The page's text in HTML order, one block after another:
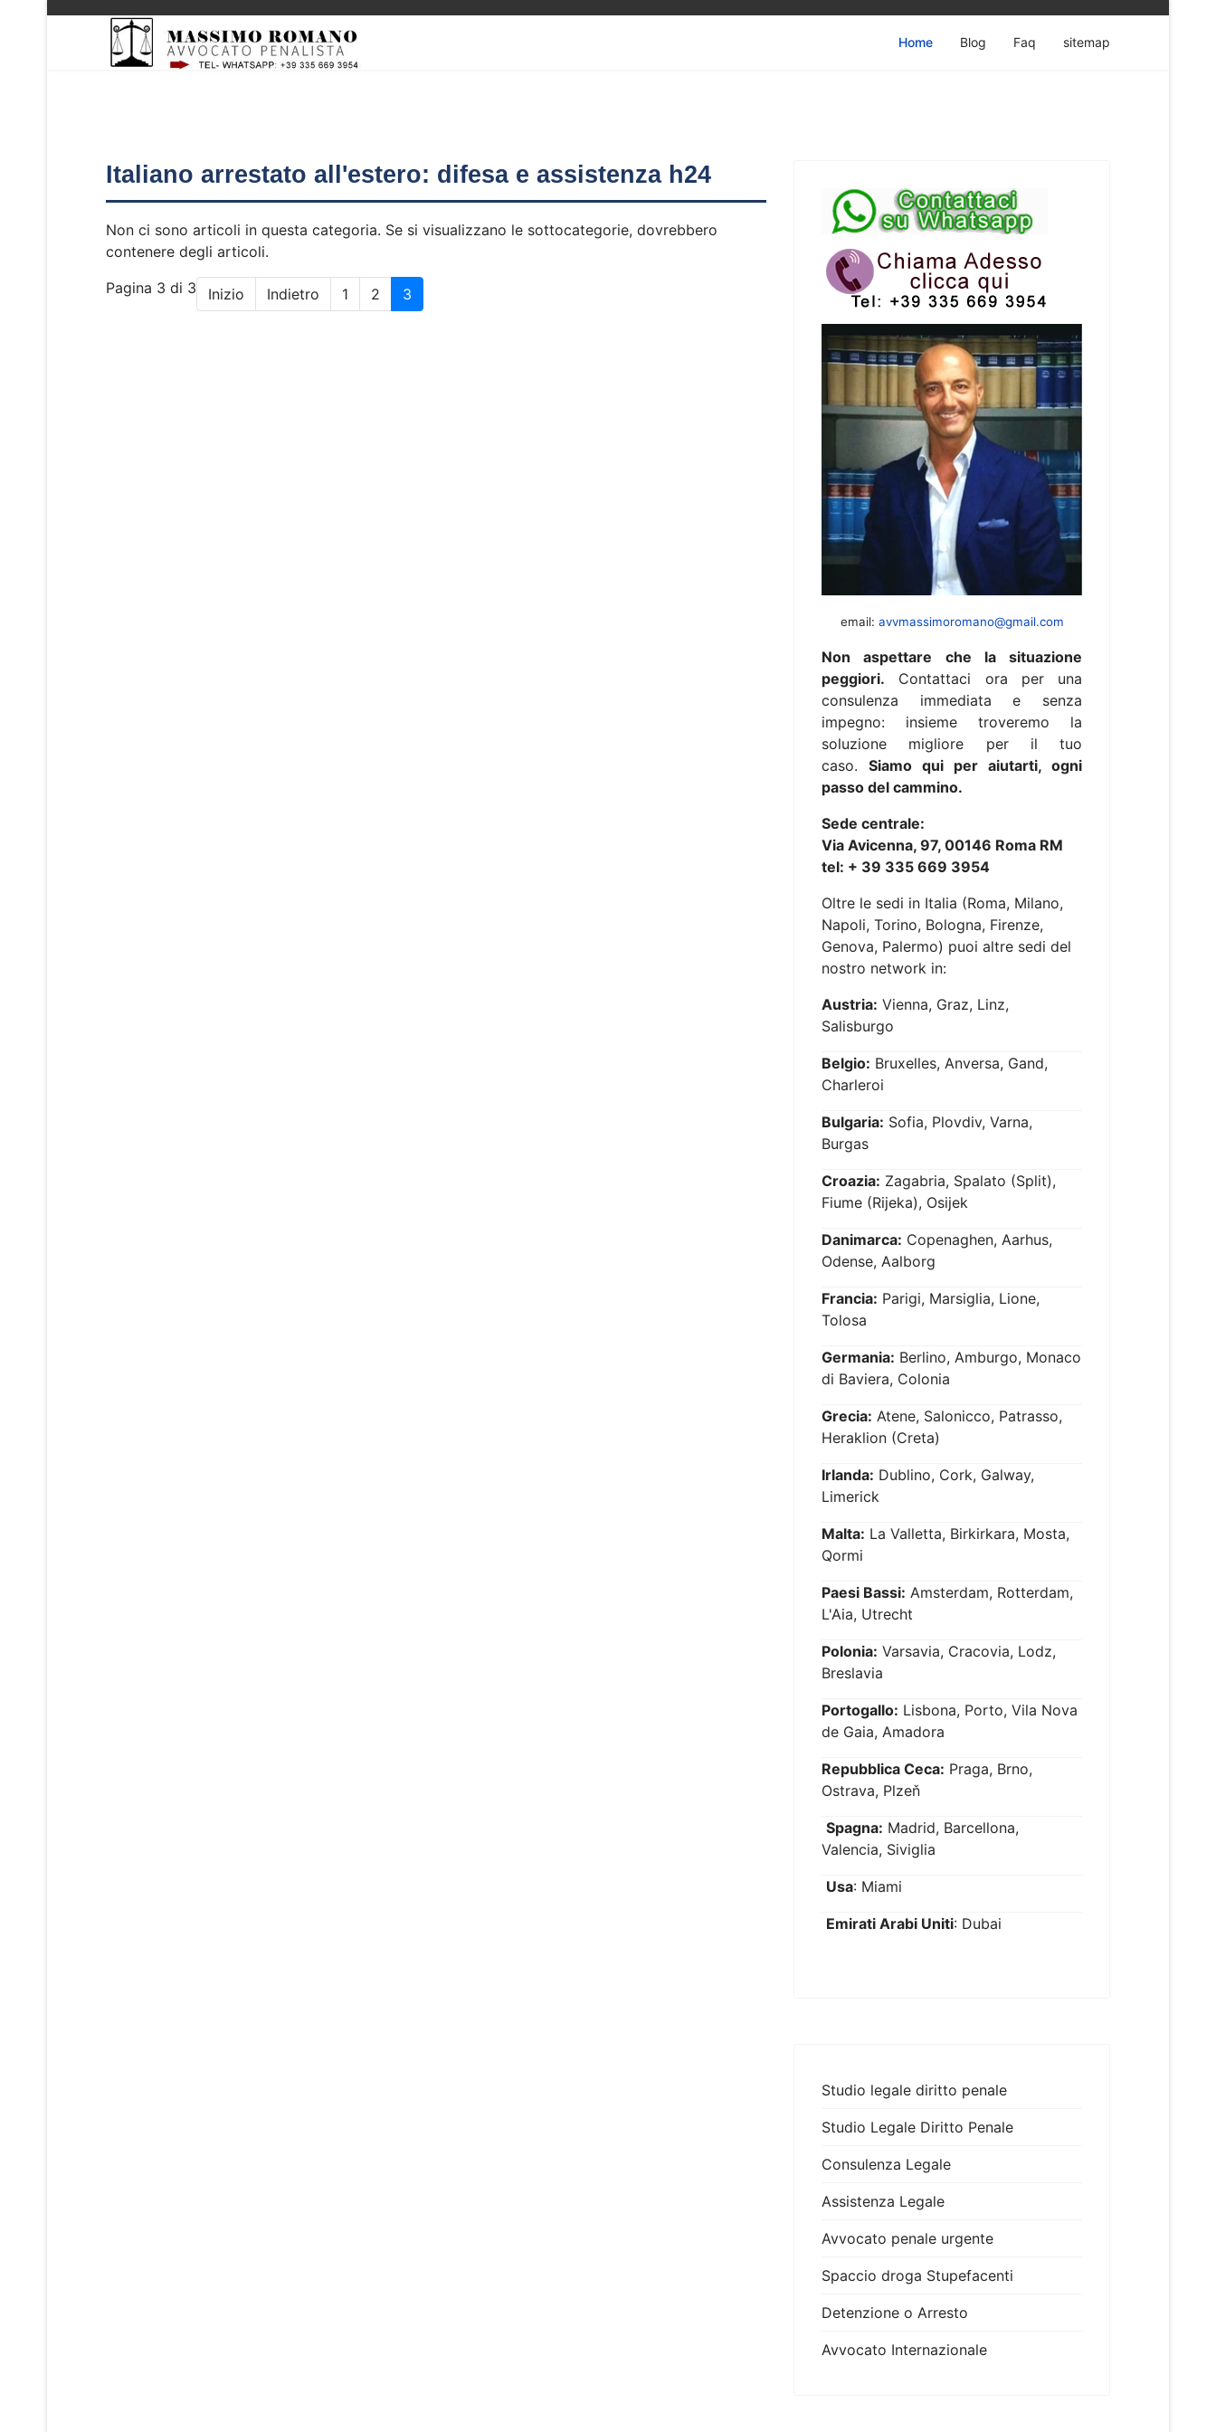
Home Blog Faq sitemap
Italiano arrestato all'estero: difesa e assistenza h24
Non ci sono articoli in questa categoria. Se si visualizzano le sottocategorie, dovrebbero
contenere degli articoli.
Pagina 3 di 3
Inizio Indietro 1 2 3
email: avvmassimoromano@gmail.com
Non aspettare che la situazione
peggiori. Contattaci ora per una
consulenza immediata e senza
impegno: insieme troveremo la
soluzione migliore per il tuo
caso. Siamo qui per aiutarti, ogni
passo del cammino.
Sede centrale:
Via Avicenna, 97, 00146 Roma RM
tel: + 39 335 669 3954
Oltre le sedi in Italia (Roma, Milano,
Napoli, Torino, Bologna, Firenze,
Genova, Palermo) puoi altre sedi del
nostro network in:
Austria: Vienna, Graz, Linz,
Salisburgo
Belgio: Bruxelles, Anversa, Gand,
Charleroi
Bulgaria: Sofia, Plovdiv, Varna,
Burgas
Croazia: Zagabria, Spalato (Split),
Fiume (Rijeka), Osijek
Danimarca: Copenaghen, Aarhus,
Odense, Aalborg
Francia: Parigi, Marsiglia, Lione,
Tolosa
Germania: Berlino, Amburgo, Monaco
di Baviera, Colonia
Grecia: Atene, Salonicco, Patrasso,
Heraklion (Creta)
Irlanda: Dublino, Cork, Galway,
Limerick
Malta: La Valletta, Birkirkara, Mosta,
Qormi
Paesi Bassi: Amsterdam, Rotterdam,
L'Aia, Utrecht
Polonia: Varsavia, Cracovia, Lodz,
Breslavia
Portogallo: Lisbona, Porto, Vila Nova
de Gaia, Amadora
Repubblica Ceca: Praga, Brno,
Ostrava, Plzeň
Spagna: Madrid, Barcellona,
Valencia, Siviglia
Usa: Miami
Emirati Arabi Uniti: Dubai
Studio legale diritto penale
Studio Legale Diritto Penale
Consulenza Legale
Assistenza Legale
Avvocato penale urgente
Spaccio droga Stupefacenti
Detenzione o Arresto
Avvocato Internazionale